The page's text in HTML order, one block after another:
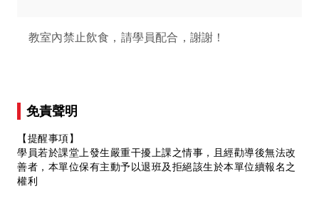
教室內禁止飲食，請學員配合，謝謝！
免責聲明
【提醒事項】
學員若於課堂上發生嚴重干擾上課之情事，且經勸導後無法改
善者，本單位保有主動予以退班及拒絕該生於本單位續報名之
權利